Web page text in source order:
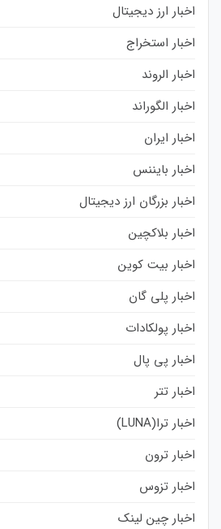
اخبار ارز دیجیتال
اخبار استخراج
اخبار الروند
اخبار الگوراند
اخبار ایران
اخبار بایننس
اخبار بزرگان ارز دیجیتال
اخبار بلاکچین
اخبار بیت کوین
اخبار پلی گان
اخبار پولکادات
اخبار پی پال
اخبار تتر
اخبار ترا(LUNA)
اخبار ترون
اخبار تزوس
اخبار چین لینک